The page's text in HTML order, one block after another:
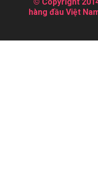
hàng đầu Việt